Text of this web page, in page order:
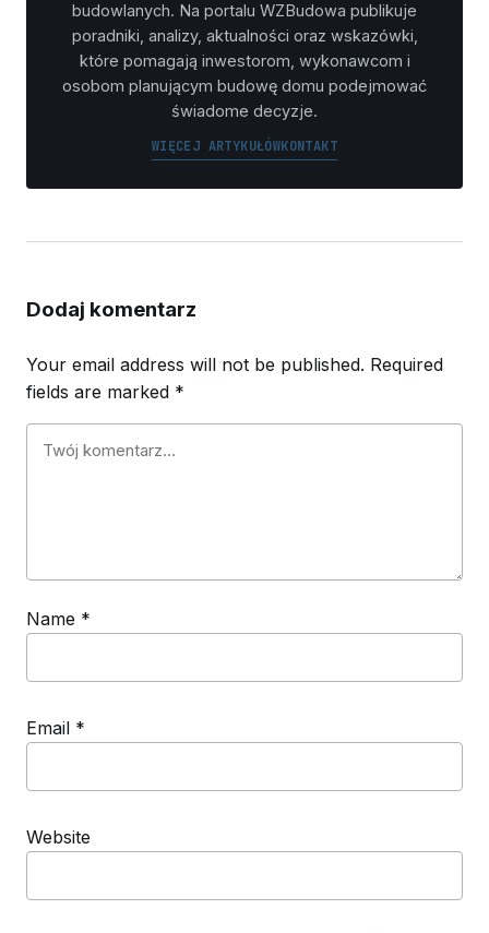
budowlanych. Na portalu WZBudowa publikuje
poradniki, analizy, aktualności oraz wskazówki,
które pomagają inwestorom, wykonawcom i
osobom planującym budowę domu podejmować
świadome decyzje.
WIĘCEJ ARTYKUŁÓWKONTAKT
Dodaj komentarz
Your email address will not be published. Required
fields are marked *
Name *
Email *
Website